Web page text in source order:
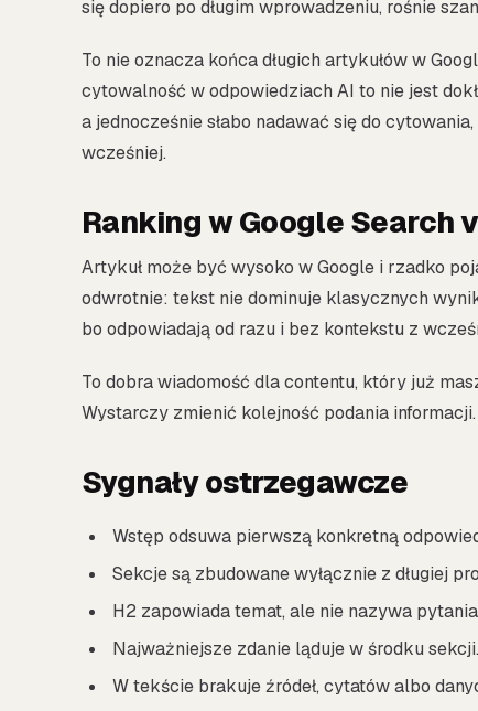
się dopiero po długim wprowadzeniu, rośnie
To nie oznacza końca długich artykułów w
cytowalność w odpowiedziach AI to nie jest
a jednocześnie słabo nadawać się do
wcześniej.
Ranking w Google Search
Artykuł może być wysoko w Google i rzadko
odwrotnie: tekst nie dominuje klasycznych
bo odpowiadają od razu i bez kontekstu z
To dobra wiadomość dla contentu, który już
Wystarczy zmienić kolejność podania informacji.
Sygnały ostrzegawcze
Wstęp odsuwa pierwszą konkretną
Sekcje są zbudowane wyłącznie z długiej
H2 zapowiada temat, ale nie nazywa
Najważniejsze zdanie ląduje w środku sekcji.
W tekście brakuje źródeł, cytatów albo